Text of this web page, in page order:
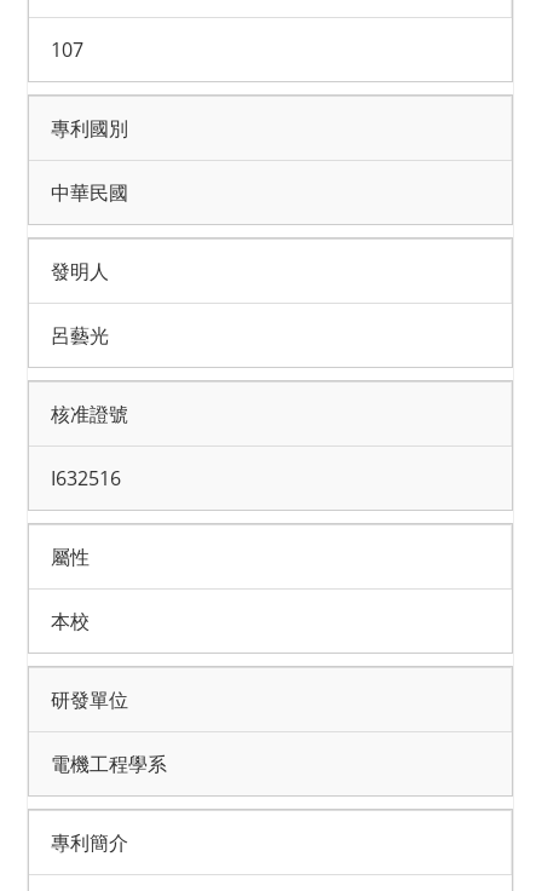
107
專利國別
中華民國
發明人
呂藝光
核准證號
I632516
屬性
本校
研發單位
電機工程學系
專利簡介